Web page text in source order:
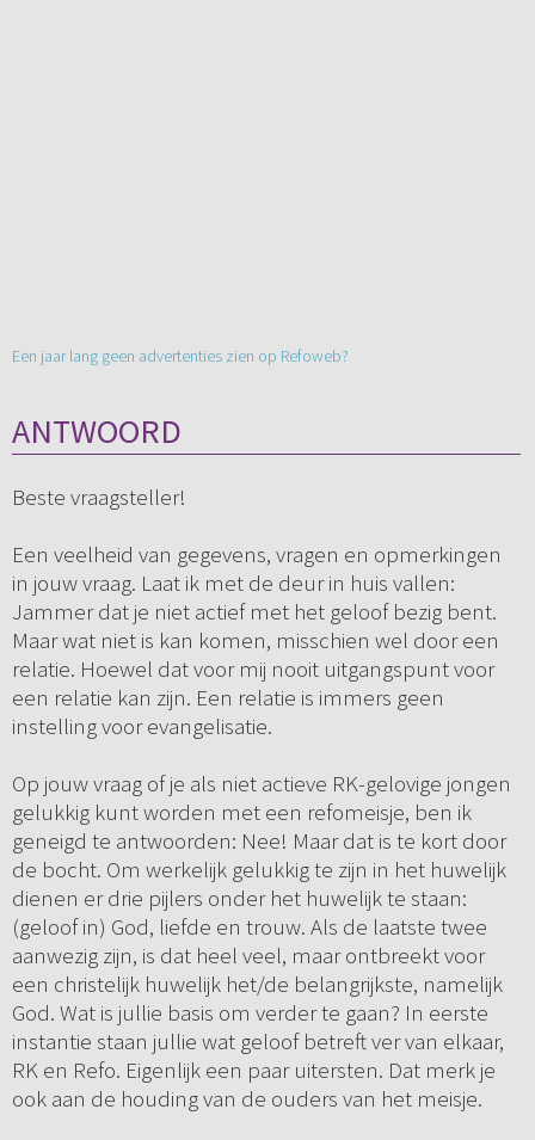
Een jaar lang geen advertenties zien op Refoweb?
ANTWOORD
Beste vraagsteller!
Een veelheid van gegevens, vragen en opmerkingen
in jouw vraag. Laat ik met de deur in huis vallen:
Jammer dat je niet actief met het geloof bezig bent.
Maar wat niet is kan komen, misschien wel door een
relatie. Hoewel dat voor mij nooit uitgangspunt voor
een relatie kan zijn. Een relatie is immers geen
instelling voor evangelisatie.
Op jouw vraag of je als niet actieve RK-gelovige jongen
gelukkig kunt worden met een refomeisje, ben ik
geneigd te antwoorden: Nee! Maar dat is te kort door
de bocht. Om werkelijk gelukkig te zijn in het huwelijk
dienen er drie pijlers onder het huwelijk te staan:
(geloof in) God, liefde en trouw. Als de laatste twee
aanwezig zijn, is dat heel veel, maar ontbreekt voor
een christelijk huwelijk het/de belangrijkste, namelijk
God. Wat is jullie basis om verder te gaan? In eerste
instantie staan jullie wat geloof betreft ver van elkaar,
RK en Refo. Eigenlijk een paar uitersten. Dat merk je
ook aan de houding van de ouders van het meisje.